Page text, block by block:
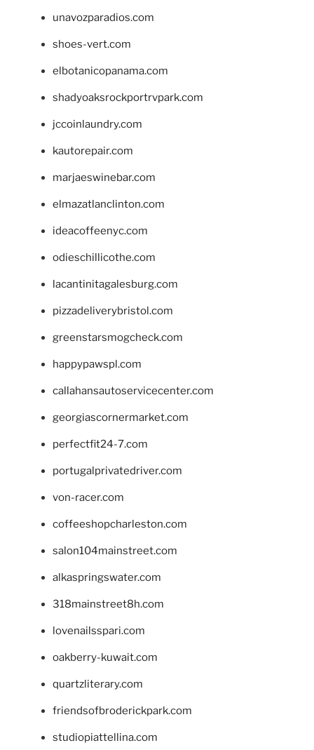
unavozparadios.com
shoes-vert.com
elbotanicopanama.com
shadyoaksrockportrvpark.com
jccoinlaundry.com
kautorepair.com
marjaeswinebar.com
elmazatlanclinton.com
ideacoffeenyc.com
odieschillicothe.com
lacantinitagalesburg.com
pizzadeliverybristol.com
greenstarsmogcheck.com
happypawspl.com
callahansautoservicecenter.com
georgiascornermarket.com
perfectfit24-7.com
portugalprivatedriver.com
von-racer.com
coffeeshopcharleston.com
salon104mainstreet.com
alkaspringswater.com
318mainstreet8h.com
lovenailsspari.com
oakberry-kuwait.com
quartzliterary.com
friendsofbroderickpark.com
studiopiattellina.com